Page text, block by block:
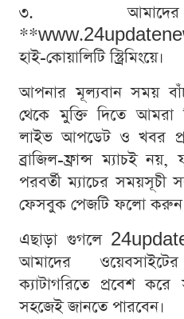
৩. আমাদের
হাই-কোয়ালিটি স্ট্রিমিংয়ে।
আপনার মূল্যবান সময়
থেকে মুক্তি দিতে আমরা
লাইভ আপডেট ও খবর
ব্রাজিল-ফ্রান্স ম্যাচই
পরবর্তী ম্যাচের
ফেসবুক পেজটি ফলো
এছাড়া গুগলে
আমাদের
ক্যাটাগরিতে প্রবেশ
সহজেই জানতে পারবেন।